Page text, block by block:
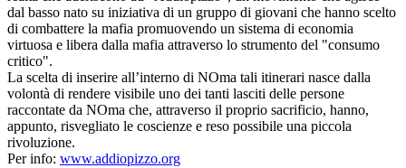
dal basso nato su iniziativa di un gruppo di giovani che hanno scelto
di combattere la mafia promuovendo un sistema di economia
virtuosa e libera dalla mafia attraverso lo strumento del "consumo
critico".
La scelta di inserire all’interno di NOma tali itinerari nasce dalla
volontà di rendere visibile uno dei tanti lasciti delle persone
raccontate da NOma che, attraverso il proprio sacrificio, hanno,
appunto, risvegliato le coscienze e reso possibile una piccola
rivoluzione.
Per info: www.addiopizzo.org